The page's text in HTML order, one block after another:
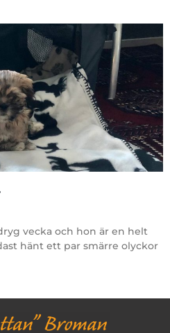
vecka och hon är en helt
hänt ett par smärre olyckor